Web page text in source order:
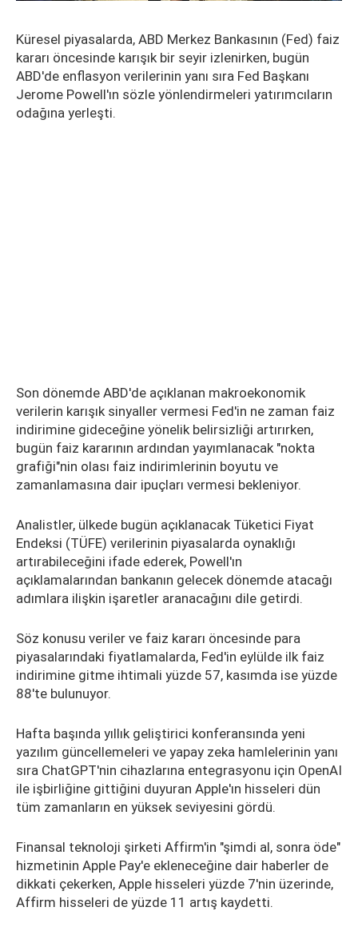
Küresel piyasalarda, ABD Merkez Bankasının (Fed) faiz
kararı öncesinde karışık bir seyir izlenirken, bugün
ABD'de enflasyon verilerinin yanı sıra Fed Başkanı
Jerome Powell'ın sözle yönlendirmeleri yatırımcıların
odağına yerleşti.
Son dönemde ABD'de açıklanan makroekonomik
verilerin karışık sinyaller vermesi Fed'in ne zaman faiz
indirimine gideceğine yönelik belirsizliği artırırken,
bugün faiz kararının ardından yayımlanacak "nokta
grafiği"nin olası faiz indirimlerinin boyutu ve
zamanlamasına dair ipuçları vermesi bekleniyor.
Analistler, ülkede bugün açıklanacak Tüketici Fiyat
Endeksi (TÜFE) verilerinin piyasalarda oynaklığı
artırabileceğini ifade ederek, Powell'ın
açıklamalarından bankanın gelecek dönemde atacağı
adımlara ilişkin işaretler aranacağını dile getirdi.
Söz konusu veriler ve faiz kararı öncesinde para
piyasalarındaki fiyatlamalarda, Fed'in eylülde ilk faiz
indirimine gitme ihtimali yüzde 57, kasımda ise yüzde
88'te bulunuyor.
Hafta başında yıllık geliştirici konferansında yeni
yazılım güncellemeleri ve yapay zeka hamlelerinin yanı
sıra ChatGPT'nin cihazlarına entegrasyonu için OpenAI
ile işbirliğine gittiğini duyuran Apple'ın hisseleri dün
tüm zamanların en yüksek seviyesini gördü.
Finansal teknoloji şirketi Affirm'in "şimdi al, sonra öde"
hizmetinin Apple Pay'e ekleneceğine dair haberler de
dikkati çekerken, Apple hisseleri yüzde 7'nin üzerinde,
Affirm hisseleri de yüzde 11 artış kaydetti.